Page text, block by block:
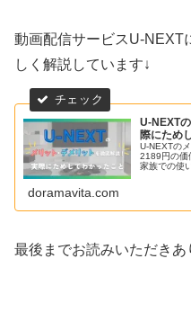
動画配信サービスU-NEXT
しく解説しています↓
U-NEXT
際にため
U-NEXTの
2189円の価
家族での使
doramavita.com
最後までお読みいただきあ